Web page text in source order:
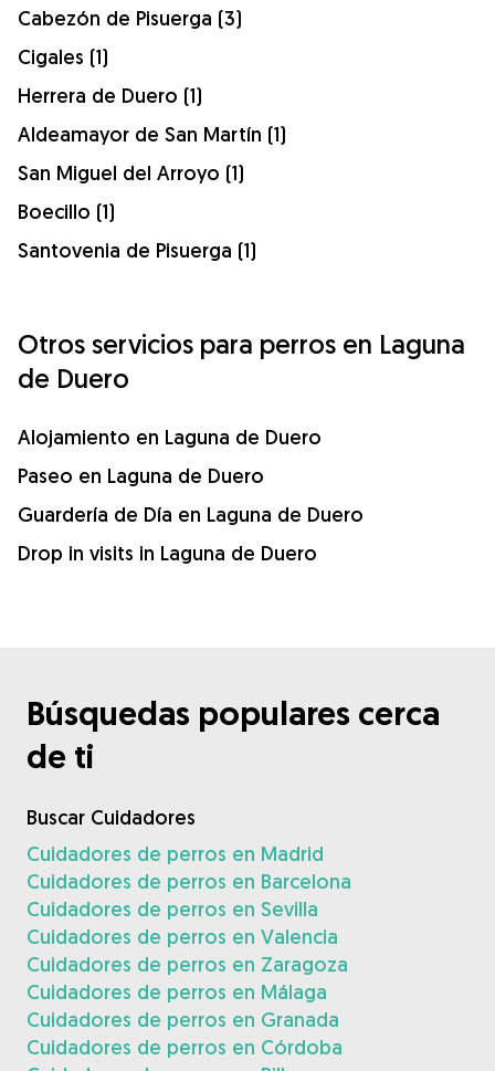
Cabezón de Pisuerga (3)
Cigales (1)
Herrera de Duero (1)
Aldeamayor de San Martín (1)
San Miguel del Arroyo (1)
Boecillo (1)
Santovenia de Pisuerga (1)
Otros servicios para perros en Laguna
de Duero
Alojamiento en Laguna de Duero
Paseo en Laguna de Duero
Guardería de Día en Laguna de Duero
Drop in visits in Laguna de Duero
Búsquedas populares cerca
de ti
Buscar Cuidadores
Cuidadores de perros en Madrid
Cuidadores de perros en Barcelona
Cuidadores de perros en Sevilla
Cuidadores de perros en Valencia
Cuidadores de perros en Zaragoza
Cuidadores de perros en Málaga
Cuidadores de perros en Granada
Cuidadores de perros en Córdoba